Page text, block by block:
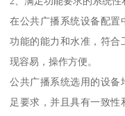
在公共广播系统设备配置
功能的能力和水准，符合
现容易，操作方便。
公共广播系统选用的设备
足要求，并且具有一致性